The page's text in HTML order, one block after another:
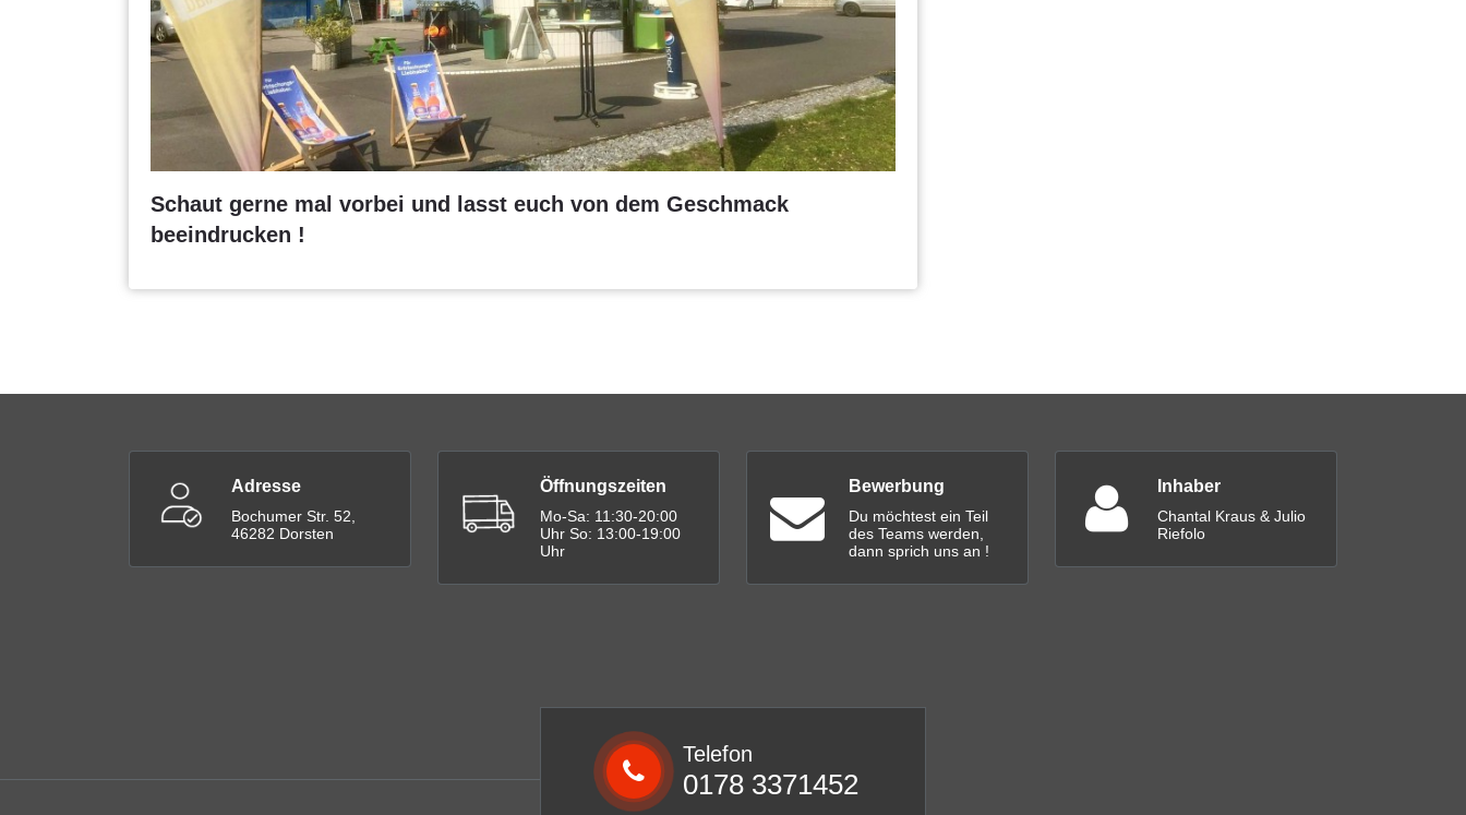
Schaut gerne mal vorbei und lasst euch von dem Geschmack
beeindrucken !
Adresse
Bochumer Str. 52,
46282 Dorsten
Öffnungszeiten
Mo-Sa: 11:30-20:00
Uhr So: 13:00-19:00
Uhr
Bewerbung
Du möchtest ein Teil
des Teams werden,
dann sprich uns an !
Inhaber
Chantal Kraus & Julio
Riefolo
Telefon
0178 3371452